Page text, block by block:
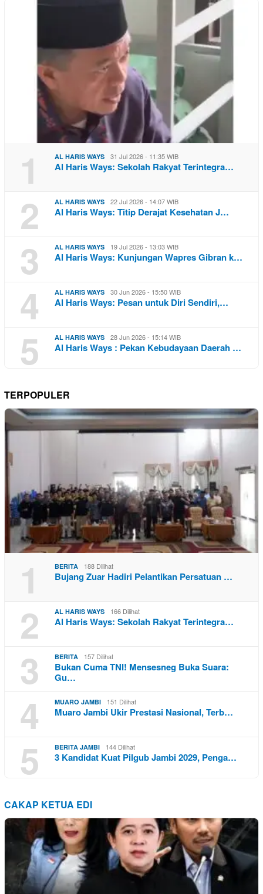
1 AL HARIS WAYS 31 Jul 2026 - 11:35 WIB
Al Haris Ways: Sekolah Rakyat Terintegra…
2 AL HARIS WAYS 22 Jul 2026 - 14:07 WIB
Al Haris Ways: Titip Derajat Kesehatan J…
3 AL HARIS WAYS 19 Jul 2026 - 13:03 WIB
Al Haris Ways: Kunjungan Wapres Gibran k…
4 AL HARIS WAYS 30 Jun 2026 - 15:50 WIB
Al Haris Ways: Pesan untuk Diri Sendiri,…
5 AL HARIS WAYS 28 Jun 2026 - 15:14 WIB
Al Haris Ways : Pekan Kebudayaan Daerah …
TERPOPULER
1 BERITA 188 Dilihat
Bujang Zuar Hadiri Pelantikan Persatuan …
2 AL HARIS WAYS 166 Dilihat
Al Haris Ways: Sekolah Rakyat Terintegra…
3 BERITA 157 Dilihat
Bukan Cuma TNI! Mensesneg Buka Suara:
Gu…
4 MUARO JAMBI 151 Dilihat
Muaro Jambi Ukir Prestasi Nasional, Terb…
5 BERITA JAMBI 144 Dilihat
3 Kandidat Kuat Pilgub Jambi 2029, Penga…
CAKAP KETUA EDI